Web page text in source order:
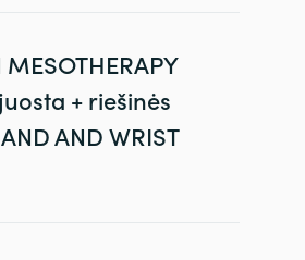
MESOTHERAPY
+ riešinės
AND WRIST